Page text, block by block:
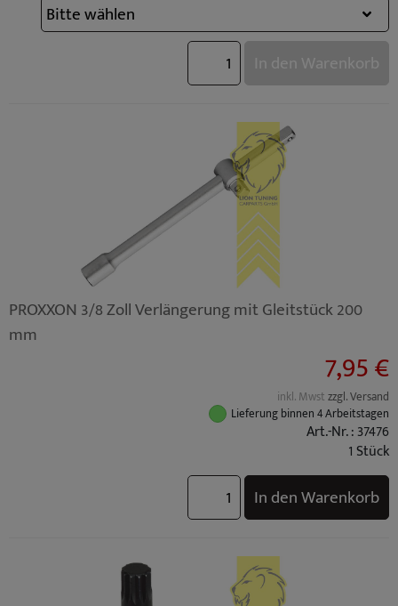
In den Warenkorb
PROXXON 3/8 Zoll Verlängerung mit Gleitstück 200
mm
7,95 €
inkl. Mwstzzgl. Versand
Lieferung binnen 4 Arbeitstagen
Art.-Nr. : 37476
1 Stück
In den Warenkorb